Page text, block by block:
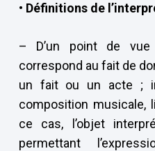
• Définitions de
– D’un point de vue
correspond au fait de
un fait ou un acte ;
composition musicale,
ce cas, l’objet
permettant